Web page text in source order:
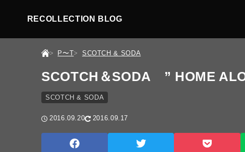
RECOLLECTION BLOG
P〜T SCOTCH & SODA
SCOTCH＆SODA ” HOME
SCOTCH & SODA
2016.09.20 2016.09.17